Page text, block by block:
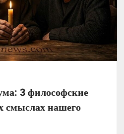
3 философские
смыслах нашего